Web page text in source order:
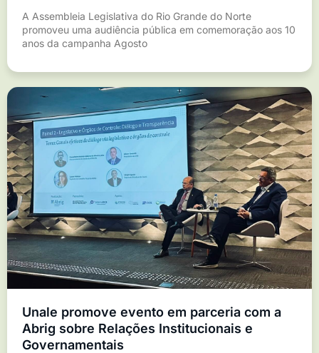
A Assembleia Legislativa do Rio Grande do Norte
promoveu uma audiência pública em comemoração aos 10
anos da campanha Agosto
Unale promove evento em parceria com a
Abrig sobre Relações Institucionais e
Governamentais